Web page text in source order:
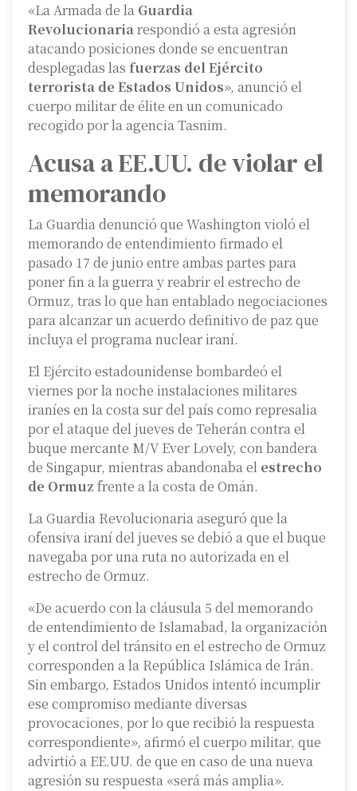
«La Armada de la Guardia
Revolucionariarespondió a esta agresión
atacando posiciones donde se encuentran
desplegadas las fuerzas del Ejército
terrorista de Estados Unidos», anunció el
cuerpo militar de élite en un comunicado
recogido por la agencia Tasnim.
Acusa a EE.UU. de violar el
memorando
La Guardia denunció que Washington violó el
memorando de entendimiento firmado el
pasado 17 de junio entre ambas partes para
poner fin a la guerra y reabrir el estrecho de
Ormuz, tras lo que han entablado negociaciones
para alcanzar un acuerdo definitivo de paz que
incluya el programa nuclear iraní.
El Ejército estadounidense bombardeó el
viernes por la noche instalaciones militares
iraníes en la costa sur del país como represalia
por el ataque del jueves de Teherán contra el
buque mercante M/V Ever Lovely, con bandera
de Singapur, mientras abandonaba el estrecho
de Ormuz frente a la costa de Omán.
La Guardia Revolucionaria aseguró que la
ofensiva iraní del jueves se debió a que el buque
navegaba por una ruta no autorizada en el
estrecho de Ormuz.
«De acuerdo con la cláusula 5 del memorando
de entendimiento de Islamabad, la organización
y el control del tránsito en el estrecho de Ormuz
corresponden a la República Islámica de Irán.
Sin embargo, Estados Unidos intentó incumplir
ese compromiso mediante diversas
provocaciones, por lo que recibió la respuesta
correspondiente», afirmó el cuerpo militar, que
advirtió a EE.UU. de que en caso de una nueva
agresión su respuesta «será más amplia».